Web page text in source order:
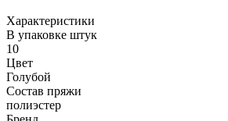
Характеристики
В упаковке штук
10
Цвет
Голубой
Состав пряжи
полиэстер